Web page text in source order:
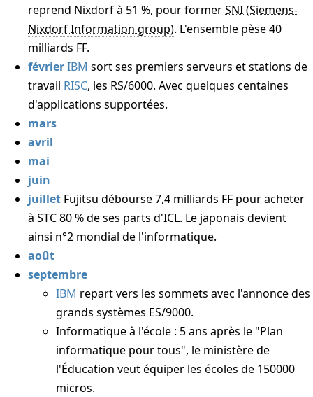
reprend Nixdorf à 51 %, pour formerSNI
. L'ensemble pèse 40
milliards FF.
févrierIBM sort ses premiers serveurs et stations de
travail RISC, les RS/6000. Avec quelques centaines
d'applications supportées.
mars
avril
mai
juin
juillet Fujitsu débourse 7,4 milliards FF pour acheter
à STC 80 % de ses parts d'ICL. Le japonais devient
ainsi n°2 mondial de l'informatique.
août
septembre
IBM repart vers les sommets avec l'annonce des
grands systèmes ES/9000.
Informatique à l'école : 5 ans après le "Plan
informatique pour tous", le ministère de
l'Éducation veut équiper les écoles de 150000
micros.